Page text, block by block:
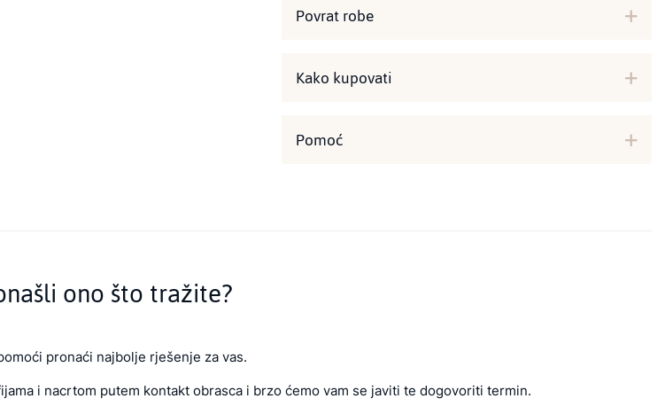
Povrat robe
Kako kupovati
Pomoć
ono što tražite?
pronaći najbolje rješenje za vas.
i nacrtom putem kontakt obrasca i brzo ćemo vam se javiti te dogovoriti termin.